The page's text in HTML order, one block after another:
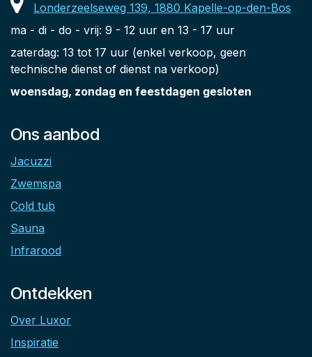
Londerzeelseweg 139, 1880 Kapelle-op-den-Bos
ma - di - do - vrij: 9 - 12 uur en 13 - 17 uur
zaterdag: 13 tot 17 uur (enkel verkoop, geen
technische dienst of dienst na verkoop)
woensdag, zondag en feestdagen gesloten
Ons aanbod
Jacuzzi
Zwemspa
Cold tub
Sauna
Infrarood
Ontdekken
Over Luxor
Inspiratie